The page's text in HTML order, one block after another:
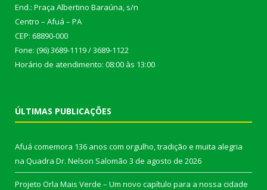
End.: Praça Albertino Baraúna, s/n
Centro – Afuá – PA
CEP: 68890-000
Fone: (96) 3689-1119 / 3689-1122
Horário de atendimento: 08:00 às 13:00
ÚLTIMAS PUBLICAÇÕES
Afuá comemora 136 anos com orgulho, tradição e muita alegria
na Quadra Dr. Nelson Salomão 3 de agosto de 2026
Projeto Orla Mais Verde – Um novo capítulo para a nossa cidade